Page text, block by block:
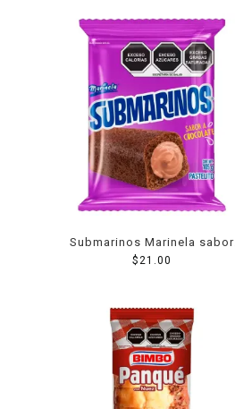
Submarinos Marinela sabor
chocolate 105 g
$21.00